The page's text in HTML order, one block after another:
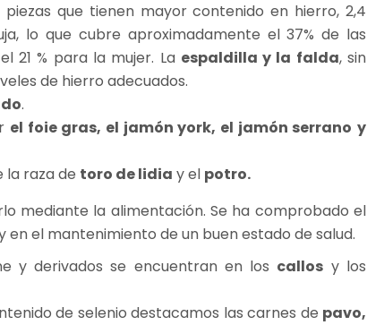
piezas que tienen mayor contenido en hierro, 2,4
lo que cubre aproximadamente el 37% de las
21 % para la mujer. La espaldilla y la falda, sin
de hierro adecuados.
.
el foie gras, el jamón york, el jamón serrano y
la raza de toro de lidia y el potro.
mediante la alimentación. Se ha comprobado el
el mantenimiento de un buen estado de salud.
y derivados se encuentran en los callos y los
de selenio destacamos las carnes de pavo,